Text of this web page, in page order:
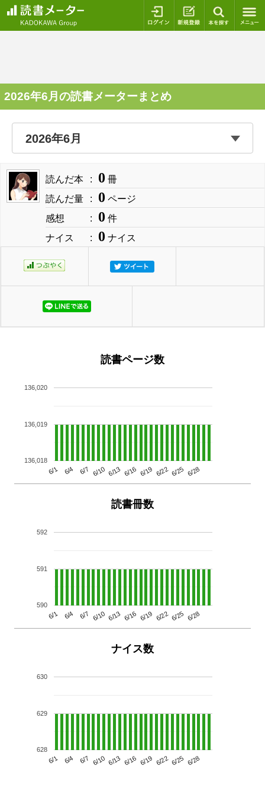
ログイン 新規登録
2026年6月の読書メーターまとめ
読んだ本 0 冊
読んだ量
0 ページ
感想
0 件
ナイス
0 ナイス
読書ページ数
6/1 6/4 6/7 6/10 6/13 6/16 6/19 6/22 6/25 6/28
136,018
136,019
136,020
読書冊数
6/1 6/4 6/7 6/10 6/13 6/16 6/19 6/22 6/25 6/28
590
591
592
ナイス数
6/1 6/4 6/7 6/10 6/13 6/16 6/19 6/22 6/25 6/28
628
629
630